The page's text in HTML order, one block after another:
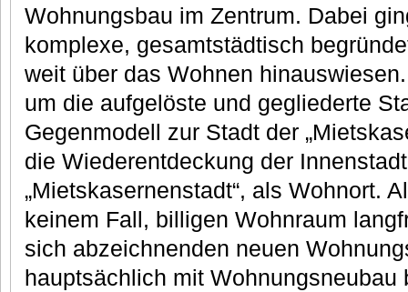
Wohnungsbau im Zentrum. Dabei
komplexe, gesamtstädtisch
weit über das Wohnen
um die aufgelöste und gegliederte
Gegenmodell zur Stadt der
die Wiederentdeckung der
„Mietskasernenstadt“, als Wohnort.
keinem Fall, billigen Wohnraum
sich abzeichnenden neuen
hauptsächlich mit Wohnungsneubau